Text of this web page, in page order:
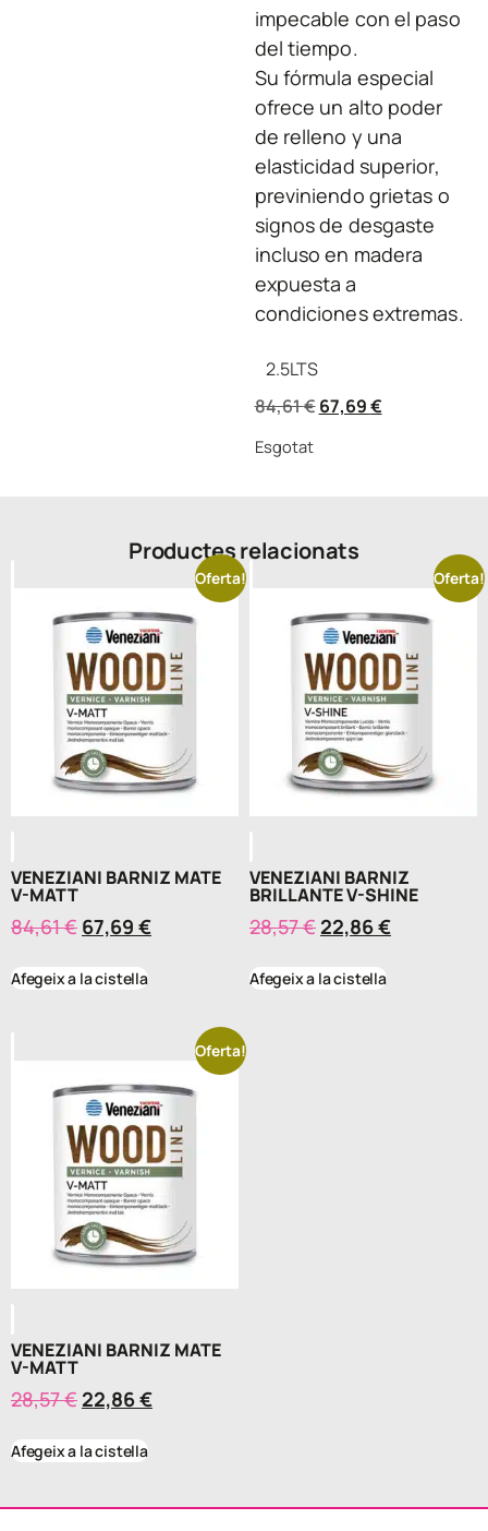
impecable con el paso
del tiempo.
Su fórmula especial
ofrece un alto poder
de relleno y una
elasticidad superior,
previniendo grietas o
signos de desgaste
incluso en madera
expuesta a
condiciones extremas.
2.5LTS
84,61€ 67,69€
Esgotat
Productes relacionats
Oferta!
VENEZIANI BARNIZ MATE
V-MATT
84,61€ 67,69 €
Afegeix a la cistella
Oferta!
VENEZIANI BARNIZ
BRILLANTE V-SHINE
28,57€ 22,86€
Afegeix a la cistella
Oferta!
VENEZIANI BARNIZ MATE
V-MATT
28,57€ 22,86€
Afegeix a la cistella